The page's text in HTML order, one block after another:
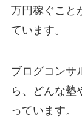
万円稼ぐこと
ています。
ブログコンサ
ら、どんな塾
っています。